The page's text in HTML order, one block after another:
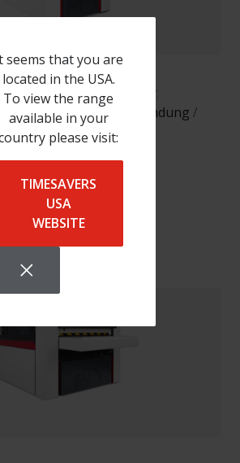
seems that you are
located in the USA.
To view the range
available in your
please visit:
TIMESAVERS
USA
WEBSITE
Kunden verwendet für:
/Kantenverrundung /
Oxidschichtentfernung